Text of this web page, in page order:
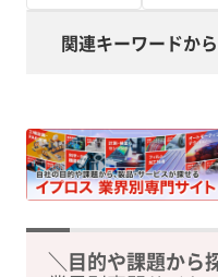
関連キーワードか
＼目的や課題から